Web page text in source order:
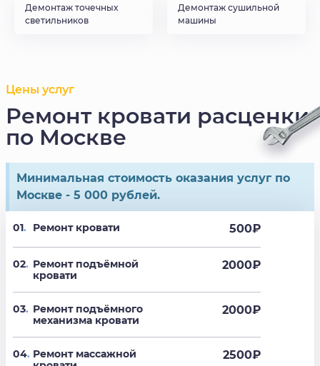
Демонтаж точечных
светильников
Демонтаж сушильной
машины
Цены услуг
Ремонт кровати расценки
по Москве
Минимальная стоимость оказания услуг по
Москве - 5 000 рублей.
01. Ремонт кровати 500₽
02. Ремонт подъёмной
кровати
2000₽
03. Ремонт подъёмного
механизма кровати
2000₽
04. Ремонт массажной
2500₽